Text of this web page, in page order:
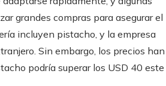
grandes compras para asegurar el
incluyen pistacho, y la empresa
Sin embargo, los precios han
podría superar los USD 40 este